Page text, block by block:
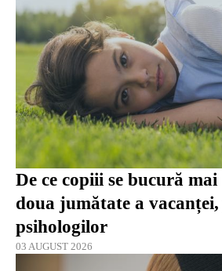
De ce copiii se bucură
doua jumătate a
psihologilor
03 AUGUST 2026